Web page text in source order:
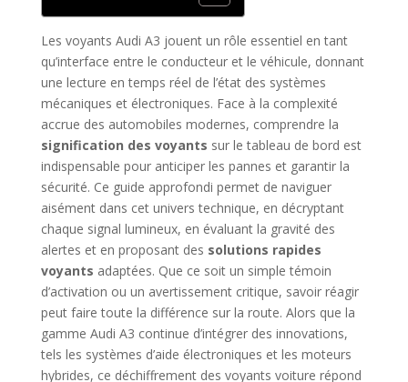
Les voyants Audi A3 jouent un rôle essentiel en tant
qu’interface entre le conducteur et le véhicule, donnant
une lecture en temps réel de l’état des systèmes
mécaniques et électroniques. Face à la complexité
accrue des automobiles modernes, comprendre la
signification des voyants sur le tableau de bord est
indispensable pour anticiper les pannes et garantir la
sécurité. Ce guide approfondi permet de naviguer
aisément dans cet univers technique, en décryptant
chaque signal lumineux, en évaluant la gravité des
alertes et en proposant des solutions rapides
voyants adaptées. Que ce soit un simple témoin
d’activation ou un avertissement critique, savoir réagir
peut faire toute la différence sur la route. Alors que la
gamme Audi A3 continue d’intégrer des innovations,
tels les systèmes d’aide électroniques et les moteurs
hybrides, ce déchiffrement des voyants voiture répond